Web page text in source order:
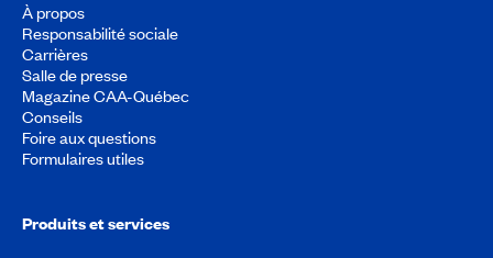
À propos
Responsabilité sociale
Carrières
Salle de presse
Magazine CAA-Québec
Conseils
Foire aux questions
Formulaires utiles
Produits et services